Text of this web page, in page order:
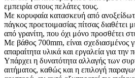
εμπειρία στους πελάτες τους.
Με κορυφαία κατασκευή από
πάγκος προετοιμασίας πίτσας διαθέτει
από γρανίτη, που όχι μόνο προσθέτει
Με βάθος 700mm, είναι σχεδιασμένος
απαραίτητα υλικά και εργαλεία για την
Υπάρχει η δυνατότητα αλλαγής των
αιτήματος, καθώς και η επιλογή